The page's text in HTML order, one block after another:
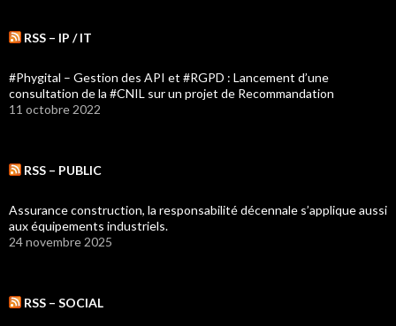
RSS – IP / IT
#Phygital – Gestion des API et #RGPD : Lancement d’une
consultation de la #CNIL sur un projet de Recommandation
11 octobre 2022
RSS – PUBLIC
Assurance construction, la responsabilité décennale s’applique aussi
aux équipements industriels.
24 novembre 2025
RSS – SOCIAL